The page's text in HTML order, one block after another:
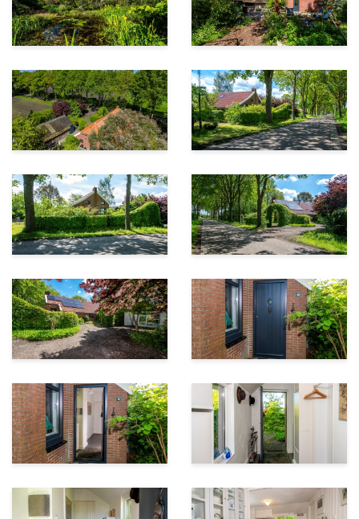
eiken vloer, hier bevindt zich ook de open trap naar de
vide met een logeergedeelte en daarachter een
hobbykamer.
Vanuit de eetkamer bereikt u de hal met daaraan
grenzend het toilet, de mooi afgewerkte badkamer,
voorzien van wastafel, inloopdouche en aansluitingen
voor wasmachine en droger, en de 3e slaapkamer,
waardoor de woning levensloopbestendig is.
De woning is gemoderniseerd, energiezuinig en zeer
goed onderhouden en leent zich door zijn grote
woonoppervlakte op de begane grond (ca. 130 m2) tot
andere indelingen waardoor er bijvoorbeeld zeer
eenvoudig een 4e slaapkamer zou kunnen worden
gerealiseerd.
Via de hal komt u op het achtererf, de tuin en het
aangrenzende bijgebouw met atelier en inmaakkeuken.
De tuin
De besloten tuin - beter bekend als tuin en atelier
'Tuinkronkels' - is van een adembenemende
schoonheid. Deze tuin van (ruim 3.000 m2) bestaat uit
een boomgaard, een houtwal en een paddenpoel en is
ingericht als een biologisch-dynamisch voedseltuin met
een ongekend aantal soorten bomen, struiken en
planten met o.a. eetbaar fruit, vruchten, zaden en